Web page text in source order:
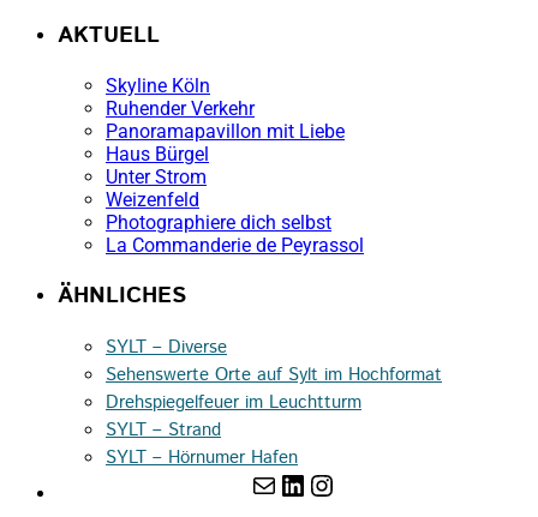
AKTUELL
Skyline Köln
Ruhender Verkehr
Panoramapavillon mit Liebe
Haus Bürgel
Unter Strom
Weizenfeld
Photographiere dich selbst
La Commanderie de Peyrassol
ÄHNLICHES
SYLT – Diverse
Sehenswerte Orte auf Sylt im Hochformat
Drehspiegelfeuer im Leuchtturm
SYLT – Strand
SYLT – Hörnumer Hafen
E-MailLinkedIn
Instagram